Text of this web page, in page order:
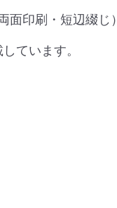
面印刷・短辺綴じ）
ています。